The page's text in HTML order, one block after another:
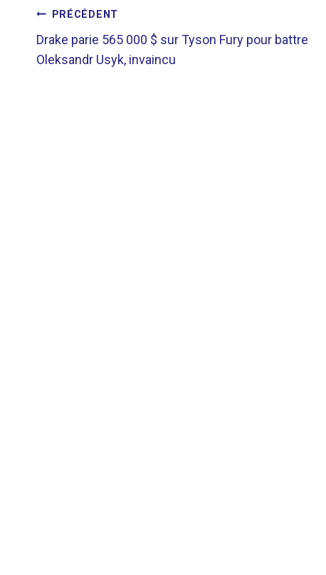
NAVIGATION
DE
PRÉCÉDENT
Drake parie 565 000 $ sur Tyson Fury pour battre
Oleksandr Usyk, invaincu